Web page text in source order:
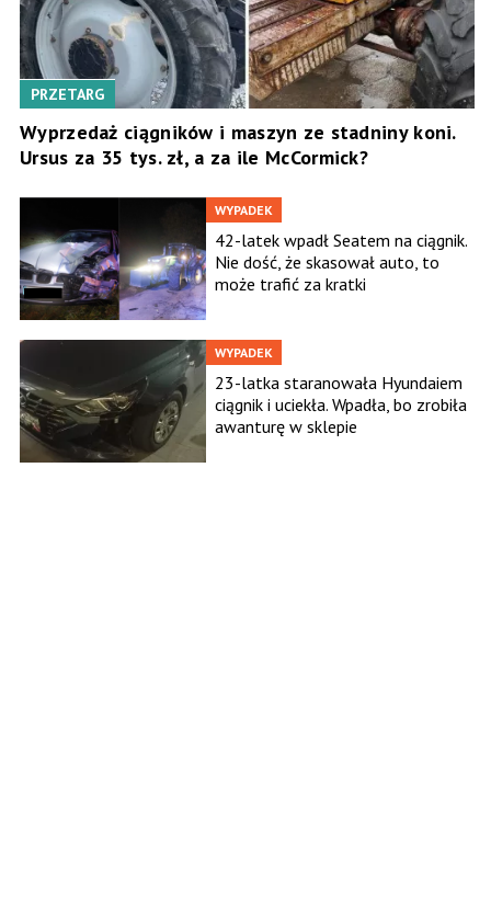
PRZETARG
Wyprzedaż ciągników i maszyn ze stadniny koni.
Ursus za 35 tys. zł, a za ile McCormick?
WYPADEK
42-latek wpadł Seatem na ciągnik.
Nie dość, że skasował auto, to
może trafić za kratki
WYPADEK
23-latka staranowała Hyundaiem
ciągnik i uciekła. Wpadła, bo zrobiła
awanturę w sklepie